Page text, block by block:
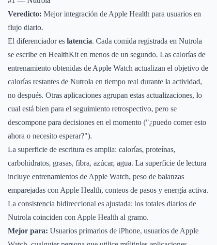
Veredicto: Mejor integración de Apple Health para usuarios en
flujo diario.
El diferenciador es latencia. Cada comida registrada en Nutrola
se escribe en HealthKit en menos de un segundo. Las calorías de
entrenamiento obtenidas de Apple Watch actualizan el objetivo de
calorías restantes de Nutrola en tiempo real durante la actividad,
no después. Otras aplicaciones agrupan estas actualizaciones, lo
cual está bien para el seguimiento retrospectivo, pero se
descompone para decisiones en el momento ("¿puedo comer esto
ahora o necesito esperar?").
La superficie de escritura es amplia: calorías, proteínas,
carbohidratos, grasas, fibra, azúcar, agua. La superficie de lectura
incluye entrenamientos de Apple Watch, peso de balanzas
emparejadas con Apple Health, conteos de pasos y energía activa.
La consistencia bidireccional es ajustada: los totales diarios de
Nutrola coinciden con Apple Health al gramo.
Mejor para: Usuarios primarios de iPhone, usuarios de Apple